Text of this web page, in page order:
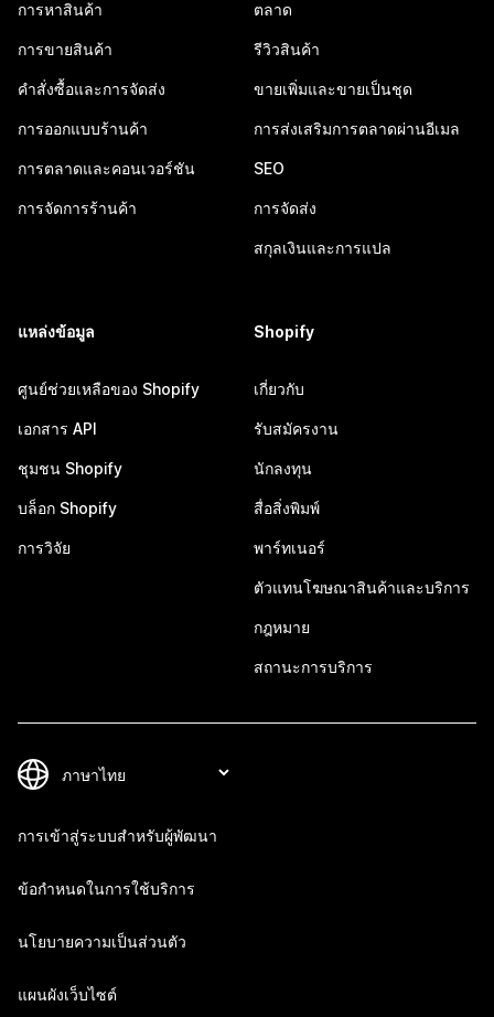
การหาสินค้า
การขายสินค้า
คำสั่งซื้อและการจัดส่ง
การออกแบบร้านค้า
การตลาดและคอนเวอร์ชัน
การจัดการร้านค้า
ตลาด
รีวิวสินค้า
ขายเพิ่มและขายเป็นชุด
การส่งเสริมการตลาดผ่านอีเมล
SEO
การจัดส่ง
สกุลเงินและการแปล
แหล่งข้อมูล
ศูนย์ช่วยเหลือของ Shopify
เอกสาร API
ชุมชน Shopify
บล็อก Shopify
การวิจัย
Shopify
เกี่ยวกับ
รับสมัครงาน
นักลงทุน
สื่อสิ่งพิมพ์
พาร์ทเนอร์
ตัวแทนโฆษณาสินค้าและบริการ
กฎหมาย
สถานะการบริการ
การเข้าสู่ระบบสำหรับผู้พัฒนา
ข้อกำหนดในการใช้บริการ
นโยบายความเป็นส่วนตัว
แผนผังเว็บไซต์